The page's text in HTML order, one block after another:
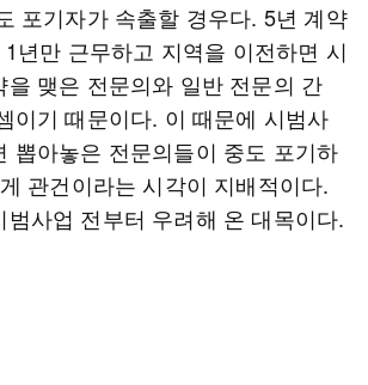
포기자가 속출할 경우다. 5년 계약
년만 근무하고 지역을 이전하면 시
을 맺은 전문의와 일반 전문의 간
이기 때문이다. 이 때문에 시범사
뽑아놓은 전문의들이 중도 포기하
관건이라는 시각이 지배적이다.
범사업 전부터 우려해 온 대목이다.